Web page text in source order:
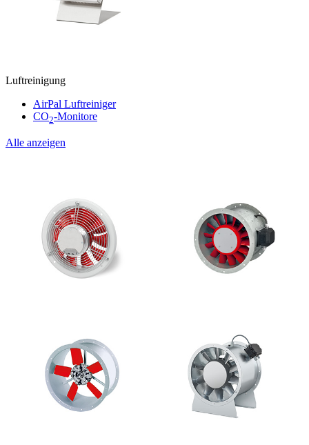
Luftreinigung
AirPal Luftreiniger
CO2-Monitore
Alle anzeigen